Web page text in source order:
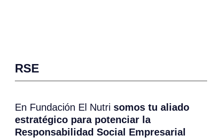
RSE
En Fundación El Nutri somos tu aliado
estratégico para potenciar la
Responsabilidad Social Empresarial